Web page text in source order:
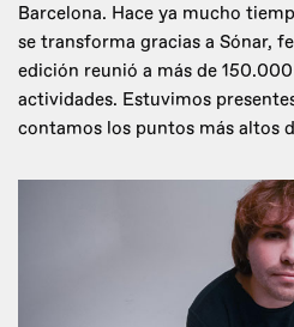
Barcelona. Hace ya mucho
se transforma gracias a Sónar,
edición reunió a más de
actividades. Estuvimos
contamos los puntos más altos